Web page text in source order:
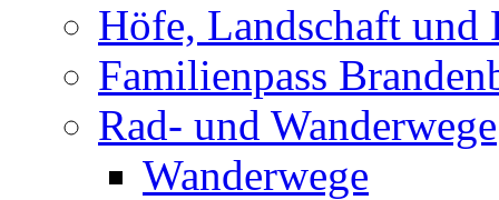
Höfe, Landschaft und
Familienpass
Rad- und Wanderwege
Wanderwege